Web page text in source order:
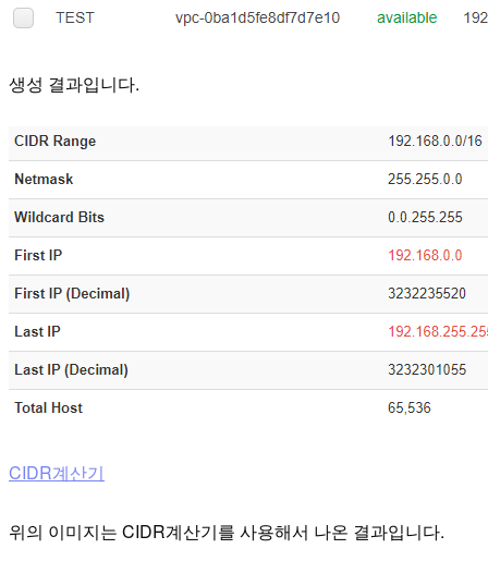
생성 결과입니다.
CIDR계산기
위의 이미지는 CIDR계산기를 사용해서 나온 결과입니다.